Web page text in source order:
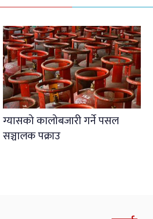
ग्यासको कालोबजारी गर्ने पसल
सञ्चालक पक्राउ